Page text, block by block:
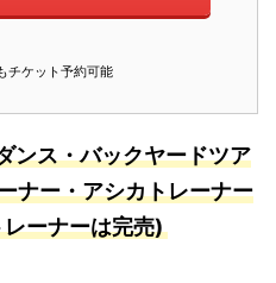
チケット予約可能
ンス・バックヤードツア
ナー・アシカトレーナー
レーナーは完売)